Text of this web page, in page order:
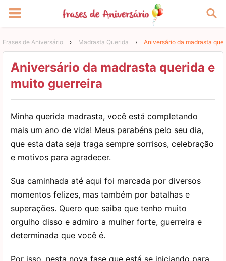
Frases de Aniversário › Madrasta Querida › Aniversário da madrasta
Aniversário da madrasta querida e
muito guerreira
Minha querida madrasta, você está completando
mais um ano de vida! Meus parabéns pelo seu dia,
que esta data seja traga sempre sorrisos, celebração
e motivos para agradecer.
Sua caminhada até aqui foi marcada por diversos
momentos felizes, mas também por batalhas e
superações. Quero que saiba que tenho muito
orgulho disso e admiro a mulher forte, guerreira e
determinada que você é.
Por isso, nesta nova fase que está se iniciando para